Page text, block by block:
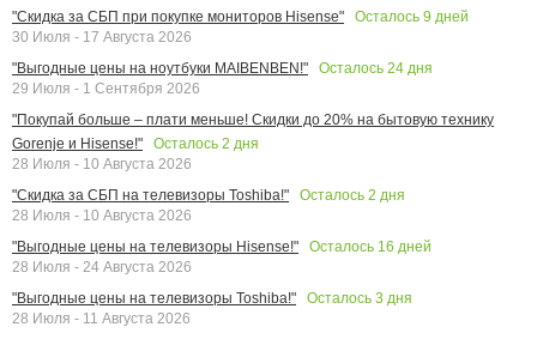
"Скидка за СБП при покупке мониторов Hisense"
Осталось 9 дней
30 Июля - 17 Августа 2026
"Выгодные цены на ноутбуки MAIBENBEN!"
Осталось 24 дня
29 Июля - 1 Сентября 2026
"Покупай больше – плати меньше! Скидки до 20% на бытовую технику
Gorenje и Hisense!"
Осталось 2 дня
28 Июля - 10 Августа 2026
"Скидка за СБП на телевизоры Toshiba!"
Осталось 2 дня
28 Июля - 10 Августа 2026
"Выгодные цены на телевизоры Hisense!"
Осталось 16 дней
28 Июля - 24 Августа 2026
"Выгодные цены на телевизоры Toshiba!"
Осталось 3 дня
28 Июля - 11 Августа 2026